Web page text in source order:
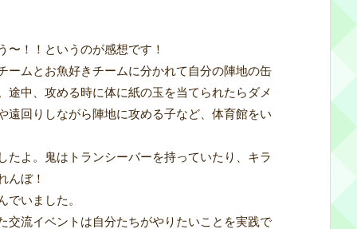
！！というのが感想です！
ムとお魚好きチームに分かれて自分の陣地の缶
中、攻める時に体に紙の玉を当てられたらダメ
回りしながら陣地に攻める子など、体育館をい
よ。鬼はトランシーバーを持っていたり、キラ
んぼ！
いました。
流イベントは自分たちがやりたいことを実践で